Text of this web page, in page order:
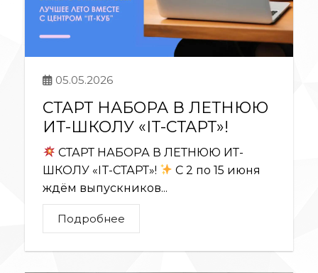
05.05.2026
СТАРТ НАБОРА В ЛЕТНЮЮ
ИТ-ШКОЛУ «IT-СТАРТ»!
СТАРТ НАБОРА В ЛЕТНЮЮ ИТ-
ШКОЛУ «IT-СТАРТ»!
С 2 по 15 июня
ждём выпускников...
Подробнее